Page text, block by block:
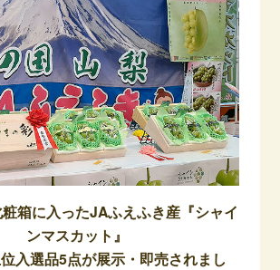
箱に入ったJAふえふき産『シャイ
ンマスカット』
入選品5点が展示・即売されまし